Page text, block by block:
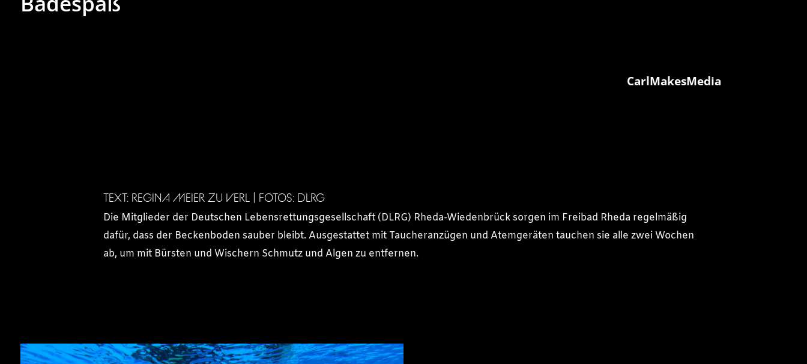
CarlMakesMedia
TEXT: REGINA MEIER ZU VERL | FOTOS: DLRG
Die Mitglieder der Deutschen Lebensrettungsgesellschaft (DLRG) Rheda-Wiedenbrück sorgen im Freibad Rheda regelmäßig
dafür, dass der Beckenboden sauber bleibt. Ausgestattet mit Taucheranzügen und Atemgeräten tauchen sie alle zwei Wochen
ab, um mit Bürsten und Wischern Schmutz und Algen zu entfernen.